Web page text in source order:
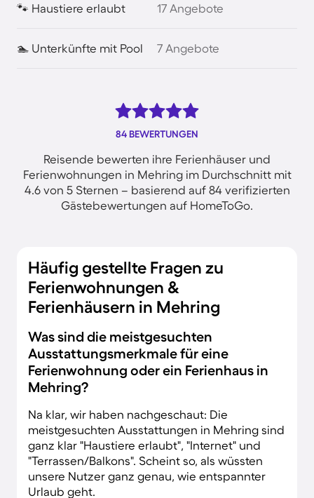
🐾 Haustiere erlaubt 17 Angebote
🏊 Unterkünfte mit Pool 7 Angebote
84 BEWERTUNGEN
Reisende bewerten ihre Ferienhäuser und
Ferienwohnungen in Mehring im Durchschnitt mit
4.6 von 5 Sternen – basierend auf 84 verifizierten
Gästebewertungen auf HomeToGo.
Häufig gestellte Fragen zu
Ferienwohnungen &
Ferienhäusern in Mehring
Was sind die meistgesuchten
Ausstattungsmerkmale für eine
Ferienwohnung oder ein Ferienhaus in
Mehring?
Na klar, wir haben nachgeschaut: Die
meistgesuchten Ausstattungen in Mehring sind
ganz klar "Haustiere erlaubt", "Internet" und
"Terrassen/Balkons". Scheint so, als wüssten
unsere Nutzer ganz genau, wie entspannter
Urlaub geht.